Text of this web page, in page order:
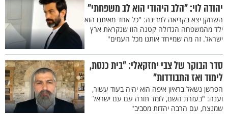
יהודה לוי: "הלב היהודי הוא לב משפחתי"
השחקן יצא בקריאה למדינה: "כל אחד מאיתנו הוא
ילד מהמשפחה הגדולה קטנה הזו שנקראת ארץ
ישראל. זה מה שמייחד אותנו מכל העמים"
סדר הבוקר של צבי יחזקאלי: "בית כנסת,
לימוד ואז התבודדות"
הפרשן נשאל בראיון איפה הוא יהיה בעוד עשור,
וענה: "בעזרת השם, לומד תורה עם עם ישראל
שמנצח, עם הרבה יהדות מסביב"